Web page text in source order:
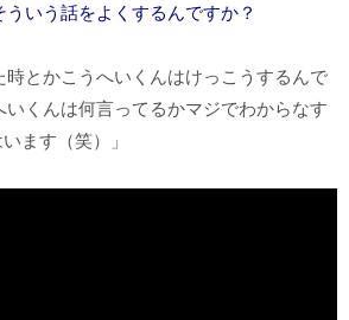
いう話をよくするんですか？
時とかこうへいくんはけっこうするんで
くんは何言ってるかマジでわからなす
ます（笑）」